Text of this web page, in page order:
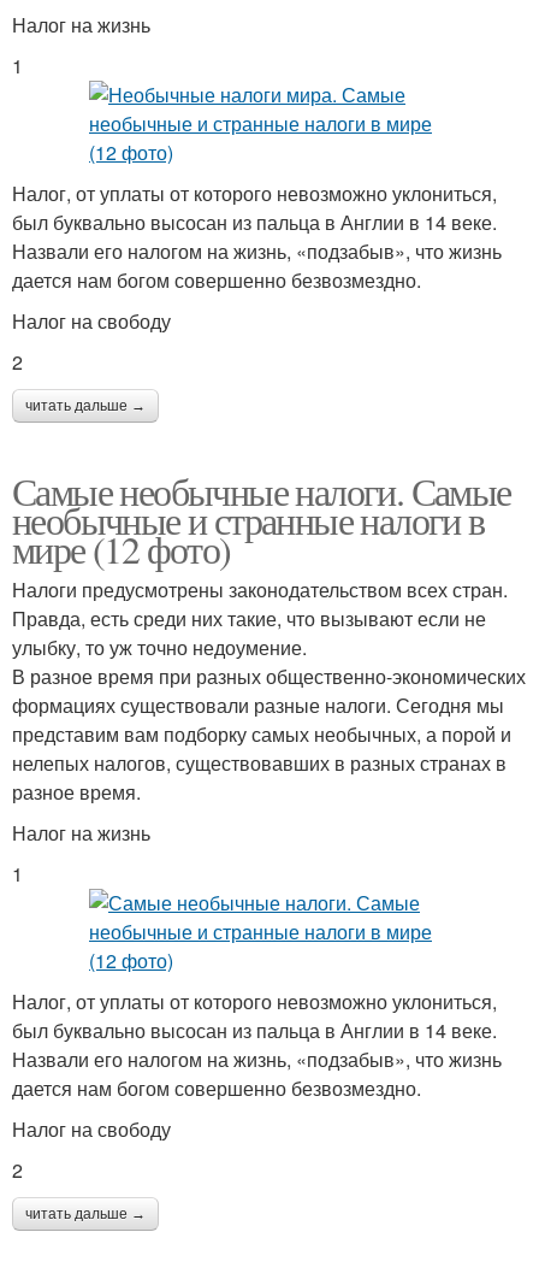
Налог на жизнь
1
Налог, от уплаты от которого невозможно уклониться,
был буквально высосан из пальца в Англии в 14 веке.
Назвали его налогом на жизнь, «подзабыв», что жизнь
дается нам богом совершенно безвозмездно.
Налог на свободу
2
читать дальше →
Самые необычные налоги. Самые
необычные и странные налоги в
мире (12 фото)
Налоги предусмотрены законодательством всех стран.
Правда, есть среди них такие, что вызывают если не
улыбку, то уж точно недоумение.
В разное время при разных общественно-экономических
формациях существовали разные налоги. Сегодня мы
представим вам подборку самых необычных, а порой и
нелепых налогов, существовавших в разных странах в
разное время.
Налог на жизнь
1
Налог, от уплаты от которого невозможно уклониться,
был буквально высосан из пальца в Англии в 14 веке.
Назвали его налогом на жизнь, «подзабыв», что жизнь
дается нам богом совершенно безвозмездно.
Налог на свободу
2
читать дальше →